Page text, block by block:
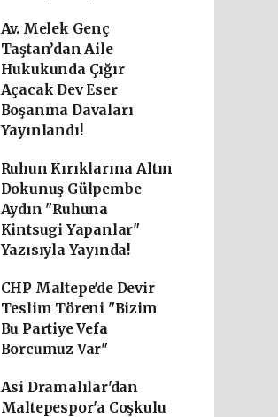
Av. Melek Genç
Taştan’dan Aile
Hukukunda Çığır
Açacak Dev Eser
Boşanma Davaları
Yayınlandı!
Ruhun Kırıklarına Altın
Dokunuş Gülpembe
Aydın "Ruhuna
Kintsugi Yapanlar"
Yazısıyla Yayında!
CHP Maltepe'de Devir
Teslim Töreni "Bizim
Bu Partiye Vefa
Borcumuz Var"
Asi Dramalılar'dan
Maltepespor'a Coşkulu